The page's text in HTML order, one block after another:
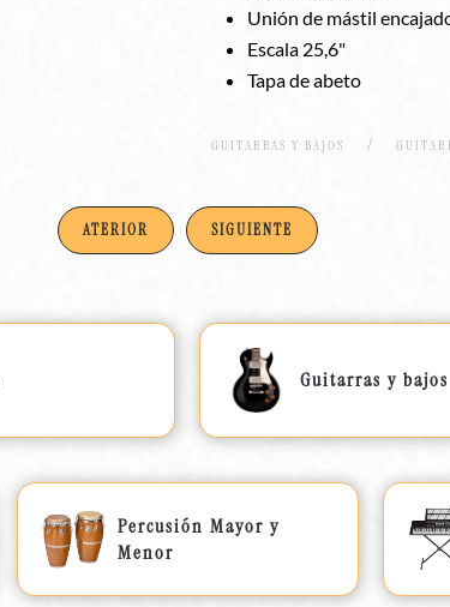
Unión de mástil
Escala 25,6"
Tapa de abeto
GUITARRAS Y BAJOS
ATERIOR SIGUIENTE
Guitarras y bajos
Percusión Mayor y
Menor